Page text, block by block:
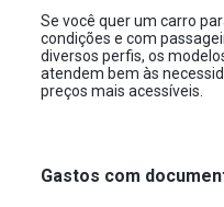
Se você quer um carro
condições e com
diversos perfis, os
atendem bem às
preços mais acessíveis.
Gastos com